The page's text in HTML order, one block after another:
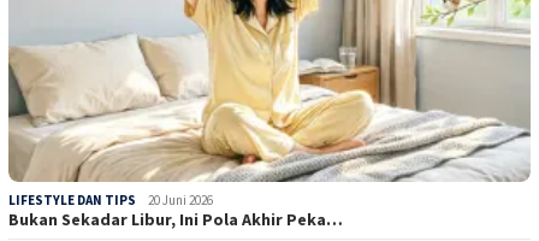
LIFESTYLE DAN TIPS 20 Juni 2026
Bukan Sekadar Libur, Ini Pola Akhir Peka…